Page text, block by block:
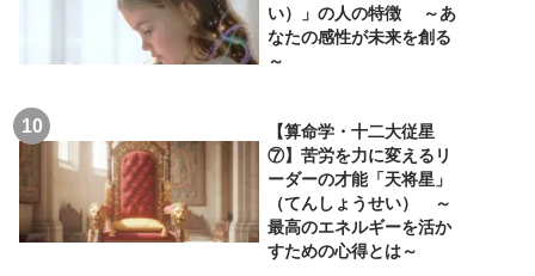
い）」の人の特徴 ～あ
なたの感性が未来を創る
～
【算命学・十二大従星
⑦】苦労を力に変えるリ
ーダーの才能「天将星」
（てんしょうせい） ～
最高のエネルギーを活か
すための心得とは～